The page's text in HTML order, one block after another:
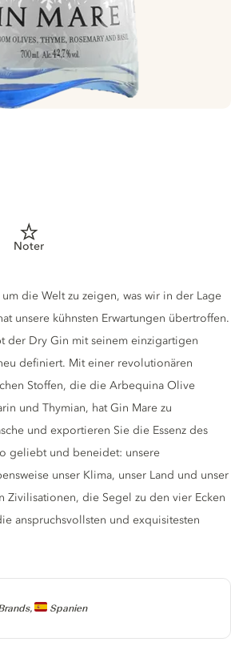
Noter
Spanien
die Welt zu zeigen, was wir in der Lage
unsere kühnsten Erwartungen übertroffen.
der Dry Gin mit seinem einzigartigen
definiert. Mit einer revolutionären
Stoffen, die die Arbequina Olive
und Thymian, hat Gin Mare zu
und exportieren Sie die Essenz des
geliebt und beneidet: unsere
unser Klima, unser Land und unser
Zivilisationen, die Segel zu den vier Ecken
anspruchsvollsten und exquisitesten